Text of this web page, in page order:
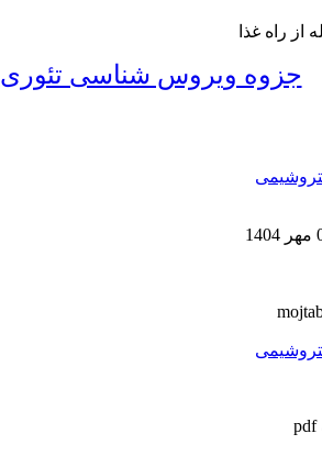
از راه غذا
جزوه ویروس شناسی تئوری